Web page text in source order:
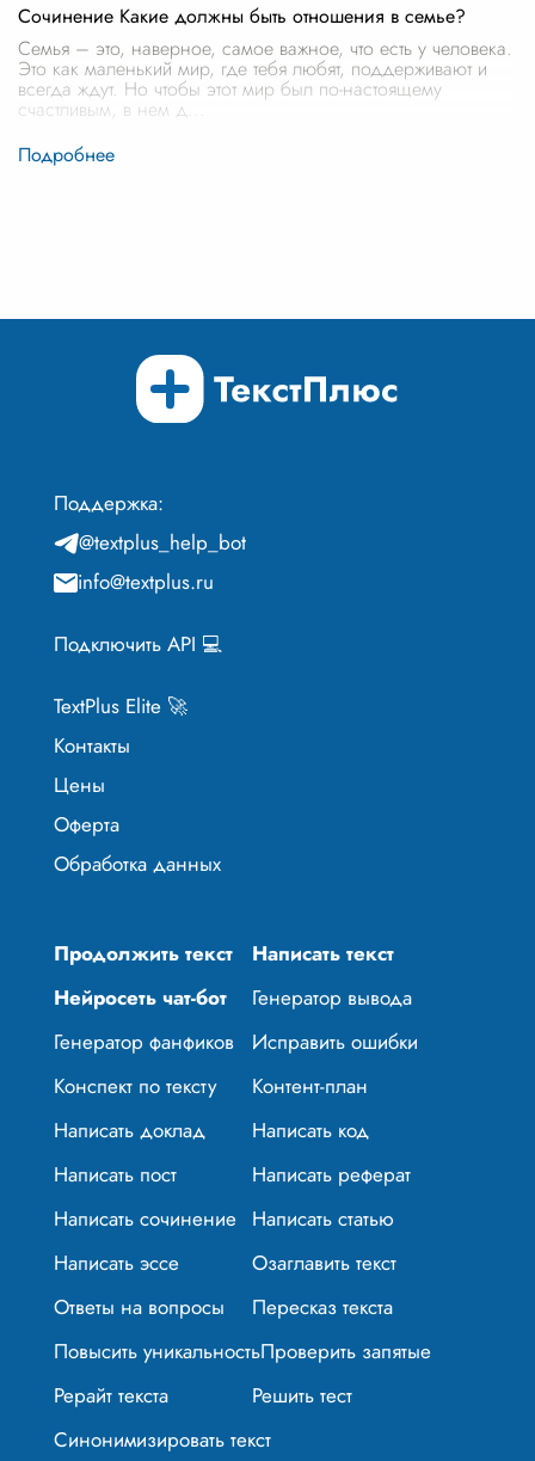
Сочинение Какие должны быть отношения в семье?
Семья – это, наверное, самое важное, что есть у человека.
Это как маленький мир, где тебя любят, поддерживают и
всегда ждут. Но чтобы этот мир был по-настоящему
счастливым, в нем д
Поддержка:
@textplus_help_bot
info@textplus.ru
Подключить API 💻
TextPlus Elite 🚀
Контакты
Цены
Оферта
Обработка данных
Продолжить текст
Написать текст
Нейросеть чат-бот
Генератор вывода
Генератор фанфиков
Исправить ошибки
Конспект по тексту
Контент-план
Написать доклад
Написать код
Написать пост
Написать реферат
Написать сочинение Написать статью
Написать эссе
Озаглавить текст
Ответы на вопросы
Пересказ текста
Повысить уникальностьПроверить запятые
Рерайт текста
Решить тест
Синонимизировать текст